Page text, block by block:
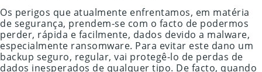
Os perigos que atualmente enfrentamos, em matéria
de segurança, prendem-se com o facto de podermos
perder, rápida e facilmente, dados devido a malware,
especialmente ransomware. Para evitar este dano um
backup seguro, regular, vai protegê-lo de perdas de
dados inesperados de qualquer tipo. De facto, quando